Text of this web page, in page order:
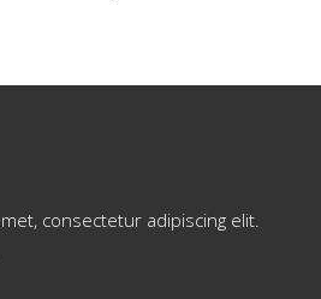
consectetur adipiscing elit.